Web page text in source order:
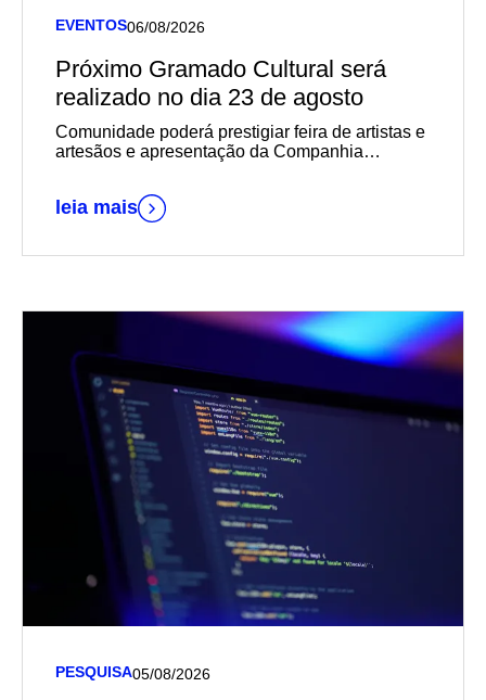
EVENTOS06/08/2026
Próximo Gramado Cultural será
realizado no dia 23 de agosto
Comunidade poderá prestigiar feira de artistas e
artesãos e apresentação da Companhia
leia mais
PESQUISA05/08/2026